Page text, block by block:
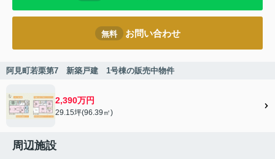
無料 お問い合わせ
阿見町若栗第7 新築戸建 1号棟の販売中物件
2,390万円
29.15坪(96.39㎡)
周辺施設